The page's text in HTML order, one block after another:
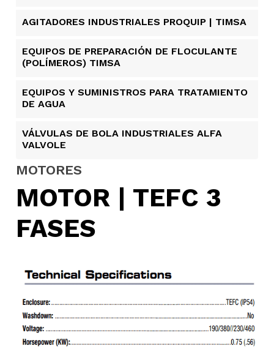
AGITADORES INDUSTRIALES PROQUIP | TIMSA
EQUIPOS DE PREPARACIÓN DE FLOCULANTE
(POLÍMEROS) TIMSA
EQUIPOS Y SUMINISTROS PARA TRATAMIENTO
DE AGUA
VÁLVULAS DE BOLA INDUSTRIALES ALFA
VALVOLE
MOTORES
MOTOR | TEFC 3
FASES